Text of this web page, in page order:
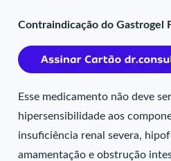
Contraindicação do Gastrogel
Esse medicamento não deve
hipersensibilidade aos
insuficiência renal severa,
amamentação e obstrução